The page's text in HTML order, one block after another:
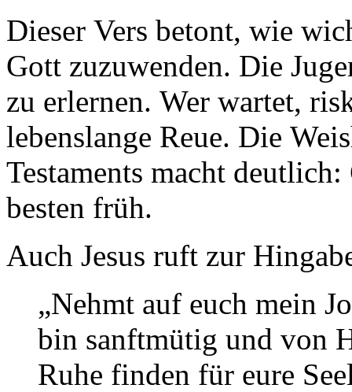
Dieser Vers betont, wie
Gott zuzuwenden. Die
zu erlernen. Wer wartet,
lebenslange Reue. Die
Testaments macht
besten früh.
Auch Jesus ruft zur
„Nehmt auf euch mein
bin sanftmütig und von
Ruhe finden für eure